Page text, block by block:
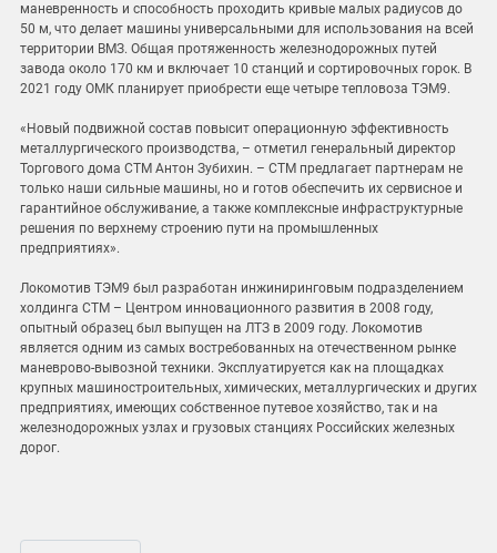
маневренность и способность проходить кривые малых радиусов до
50 м, что делает машины универсальными для использования на всей
территории ВМЗ. Общая протяженность железнодорожных путей
завода около 170 км и включает 10 станций и сортировочных горок. В
2021 году ОМК планирует приобрести еще четыре тепловоза ТЭМ9.
«Новый подвижной состав повысит операционную эффективность
металлургического производства, – отметил генеральный директор
Торгового дома СТМ Антон Зубихин. – СТМ предлагает партнерам не
только наши сильные машины, но и готов обеспечить их сервисное и
гарантийное обслуживание, а также комплексные инфраструктурные
решения по верхнему строению пути на промышленных
предприятиях».
Локомотив ТЭМ9 был разработан инжиниринговым подразделением
холдинга СТМ – Центром инновационного развития в 2008 году,
опытный образец был выпущен на ЛТЗ в 2009 году. Локомотив
является одним из самых востребованных на отечественном рынке
маневрово-вывозной техники. Эксплуатируется как на площадках
крупных машиностроительных, химических, металлургических и других
предприятиях, имеющих собственное путевое хозяйство, так и на
железнодорожных узлах и грузовых станциях Российских железных
дорог.